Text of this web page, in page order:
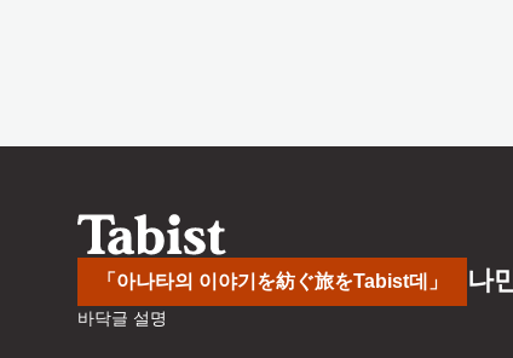
「아나타의 이야기を紡ぐ旅をTabist데」 나
바닥글 설명